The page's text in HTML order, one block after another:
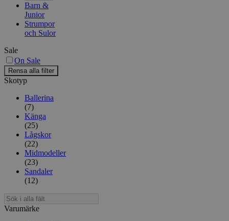
Barn &
Junior
Strumpor
och Sulor
Sale
On Sale
Rensa alla filter
Skotyp
Ballerina
(7)
Känga
(25)
Lågskor
(22)
Midmodeller
(23)
Sandaler
(12)
Sök
iVarumärke